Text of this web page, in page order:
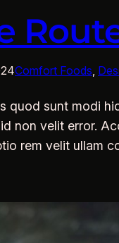
Comfort Foods
quod sunt modi
non velit error.
rem velit ullam